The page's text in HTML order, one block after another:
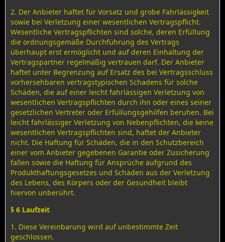
2. Der Anbieter haftet für Vorsatz und grobe Fahrlässigkeit
sowie bei Verletzung einer wesentlichen Vertragspflicht.
Wesentliche Vertragspflichten sind solche, deren Erfüllung
die ordnungsgemäße Durchführung des Vertrags
überhaupt erst ermöglicht und auf deren Einhaltung der
Vertragspartner regelmäßig vertrauen darf. Der Anbieter
haftet unter Begrenzung auf Ersatz des bei Vertragsschluss
vorhersehbaren vertragstypischen Schadens für solche
Schäden, die auf einer leicht fahrlässigen Verletzung von
wesentlichen Vertragspflichten durch ihn oder eines seiner
gesetzlichen Vertreter oder Erfüllungsgehilfen beruhen. Bei
leicht fahrlässiger Verletzung von Nebenpflichten, die keine
wesentlichen Vertragspflichten sind, haftet der Anbieter
nicht. Die Haftung für Schäden, die in den Schutzbereich
einer vom Anbieter gegebenen Garantie oder Zusicherung
fallen sowie die Haftung für Ansprüche aufgrund des
Produkthaftungsgesetzes und Schäden aus der Verletzung
des Lebens, des Körpers oder der Gesundheit bleibt
hiervon unberührt.
§ 6 Laufzeit
1. Diese Vereinbarung wird auf unbestimmte Zeit
geschlossen.